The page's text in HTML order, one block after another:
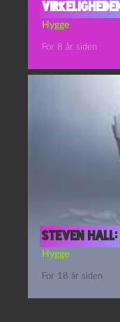
Hygge
For 8 år siden
Steven
Hygge
For 18 år siden